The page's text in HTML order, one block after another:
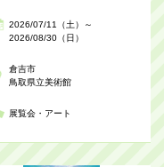
2026/07/11（土）～
2026/08/30（日）
倉吉市
鳥取県立美術館
展覧会・アート